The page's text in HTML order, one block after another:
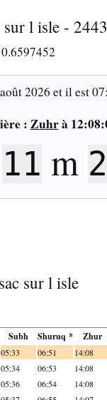
sur l isle -
0.6597452
2026 et il est
:Zuhrà
11 m
sur l isle
Subh Shuruq * Zhur
05:33 06:51 14:08
05:34 06:53 14:08
05:36 06:54 14:08